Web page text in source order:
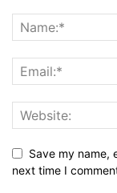
Save my name,
next time I